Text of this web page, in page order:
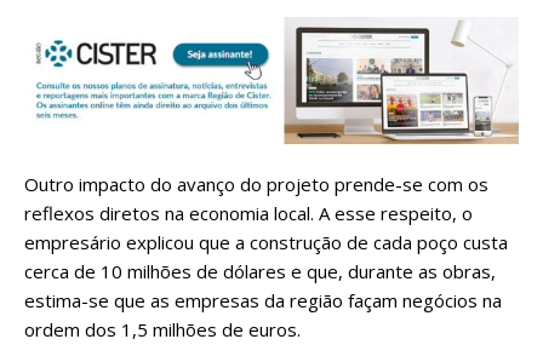
Outro impacto do avanço do projeto prende-se com os
reflexos diretos na economia local. A esse respeito, o
empresário explicou que a construção de cada poço custa
cerca de 10 milhões de dólares e que, durante as obras,
estima-se que as empresas da região façam negócios na
ordem dos 1,5 milhões de euros.